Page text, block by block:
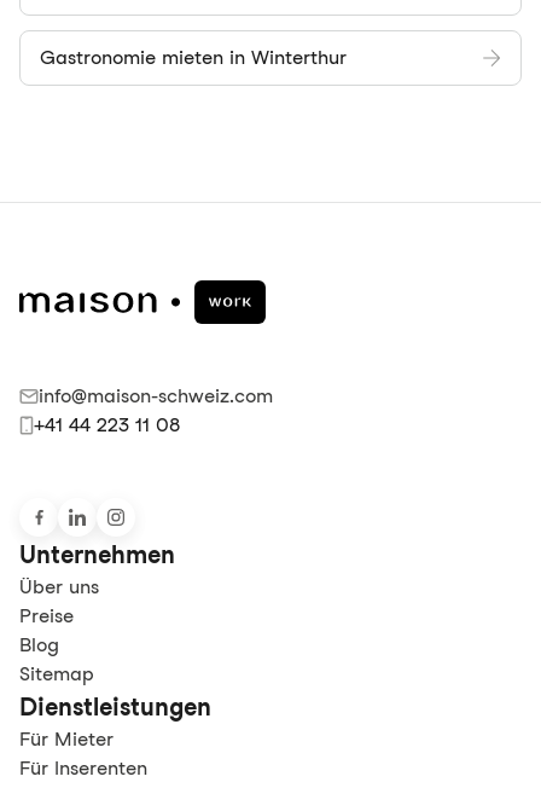
Gastronomie mieten in Winterthur
info@maison-schweiz.com
+41 44 223 11 08
Unternehmen
Über uns
Preise
Blog
Sitemap
Dienstleistungen
Für Mieter
Für Inserenten